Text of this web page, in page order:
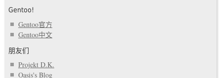
Gentoo!
Gentoo官方
Gentoo中文
朋友们
Projekt D.K.
Oasis's Blog